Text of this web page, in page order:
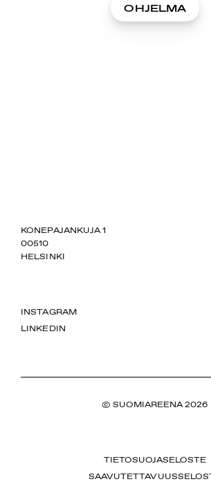
OHJELMA
SUOMIAREENA
KONEPAJANKUJA 1
00510
HELSINKI
INSTAGRAM
LINKEDIN
© SUOMIAREENA 2026
TIETOSUOJASELOSTE